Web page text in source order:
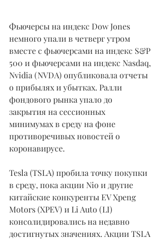
Фьючерсы на индекс Dow Jones
немного упали в четверг утром
вместе с фьючерсами на индекс S&P
500 и фьючерсами на индекс Nasdaq,
Nvidia (NVDA) опубликовала отчеты
о прибылях и убытках. Ралли
фондового рынка упало до
закрытия на сессионных
минимумах в среду на фоне
противоречивых новостей о
коронавирусе.
Tesla (TSLA) пробила точку покупки
в среду, пока акции Nio и другие
китайские конкуренты EV Xpeng
Motors (XPEV) и Li Auto (LI)
консолидировались на недавно
достигнутых значениях. Акции TSLA